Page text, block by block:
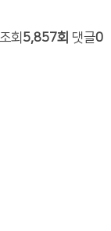
조회 5,857회 댓글0